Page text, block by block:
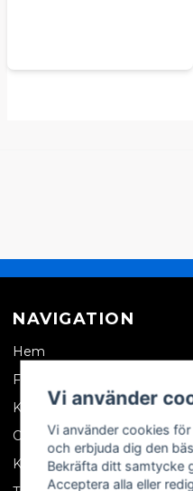
NAVIGATION
Hem
Företagskund
Kontakta oss
Om oss
Köpvillkor
Vi använder
Vi använder cookies
och erbjuda dig den
Bekräfta ditt samtycke
Acceptera alla eller